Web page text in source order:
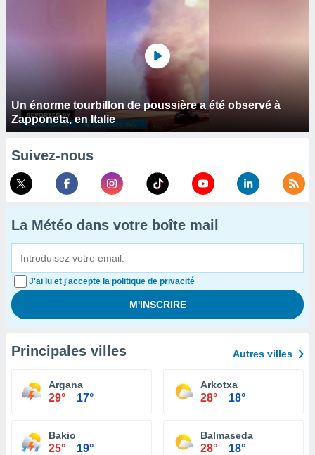
Un énorme tourbillon de poussière a été observé à
Zapponeta, en Italie
Suivez-nous
La Météo dans votre boîte mail
J'ai lu et j'accepte la politique de privacité
Principales villes Autres villes
Argana
29° 17°
Arkotxa
28° 18°
Bakio
25° 19°
Balmaseda
28° 18°